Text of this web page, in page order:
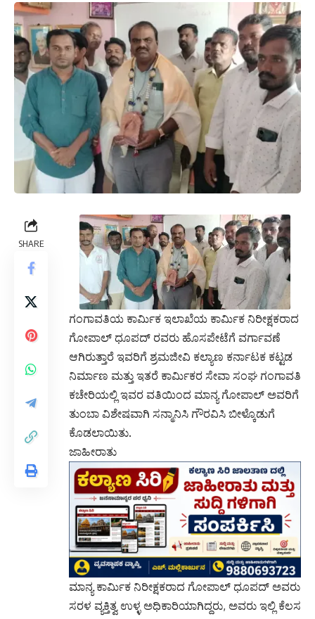
SHARE
ಗಂಗಾವತಿಯ ಕಾರ್ಮಿಕ ಇಲಾಖೆಯ ಕಾರ್ಮಿಕ ನಿರೀಕ್ಷಕರಾದ
ಗೋಪಾಲ್ ಧೂಪದ್ ರವರು ಹೊಸಪೇಟೆಗೆ ವರ್ಗಾವಣೆ
ಆಗಿರುತ್ತಾರೆ ಇವರಿಗೆ ಶ್ರಮಜೀವಿ ಕಲ್ಯಾಣ ಕರ್ನಾಟಕ ಕಟ್ಟಡ
ನಿರ್ಮಾಣ ಮತ್ತು ಇತರೆ ಕಾರ್ಮಿಕರ ಸೇವಾ ಸಂಘ ಗಂಗಾವತಿ
ಕಚೇರಿಯಲ್ಲಿ ಇವರ ವತಿಯಿಂದ ಮಾನ್ಯ ಗೋಪಾಲ್ ಅವರಿಗೆ
ತುಂಬಾ ವಿಶೇಷವಾಗಿ ಸನ್ಮಾನಿಸಿ ಗೌರವಿಸಿ ಬೀಳ್ಕೊಡುಗೆ
ಕೊಡಲಾಯಿತು.
ಜಾಹೀರಾತು
ಮಾನ್ಯ ಕಾರ್ಮಿಕ ನಿರೀಕ್ಷಕರಾದ ಗೋಪಾಲ್ ಧೂಪದ್ ಅವರು
ಸರಳ ವ್ಯಕ್ತಿತ್ವ ಉಳ್ಳ ಅಧಿಕಾರಿಯಾಗಿದ್ದರು, ಅವರು ಇಲ್ಲಿ ಕೆಲಸ